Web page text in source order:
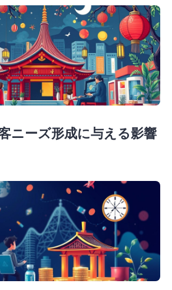
ニーズ形成に与える影響